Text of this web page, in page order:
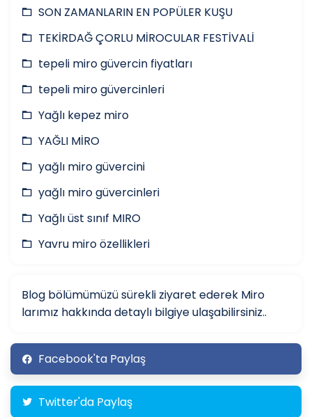
SON ZAMANLARIN EN POPÜLER KUŞU
TEKİRDAĞ ÇORLU MİROCULAR FESTİVALİ
tepeli miro güvercin fiyatları
tepeli miro güvercinleri
Yağlı kepez miro
YAĞLI MİRO
yağlı miro güvercini
yağlı miro güvercinleri
Yağlı üst sınıf MIRO
Yavru miro özellikleri
Blog bölümümüzü sürekli ziyaret ederek Miro
larımız hakkında detaylı bilgiye ulaşabilirsiniz..
Facebook'ta Paylaş
Twitter'da Paylaş